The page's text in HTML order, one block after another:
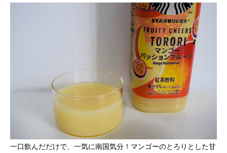
一口飲んだだけで、一気に南国気分！マンゴーのとろりとした甘